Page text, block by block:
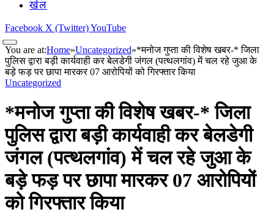
खेल
Facebook X (Twitter)YouTube
You are at:Home»Uncategorized»*मनोज गुप्ता की विशेष खबर-* जिला
पुलिस द्वारा बड़ी कार्यवाही कर बेलडेगी जंगल (पत्थलगांव) में चल रहे जुआ के
बड़े फड़ पर छापा मारकर 07 आरोपियों को गिरफ्तार किया
Uncategorized
*मनोज गुप्ता की विशेष खबर-* जिला
पुलिस द्वारा बड़ी कार्यवाही कर बेलडेगी
जंगल (पत्थलगांव) में चल रहे जुआ के
बड़े फड़ पर छापा मारकर 07 आरोपियों
को गिरफ्तार किया